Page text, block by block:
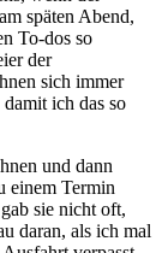
späten Abend,
To-dos so
der
sich immer
ich das so
und dann
einem Termin
sie nicht oft,
daran, als ich mal